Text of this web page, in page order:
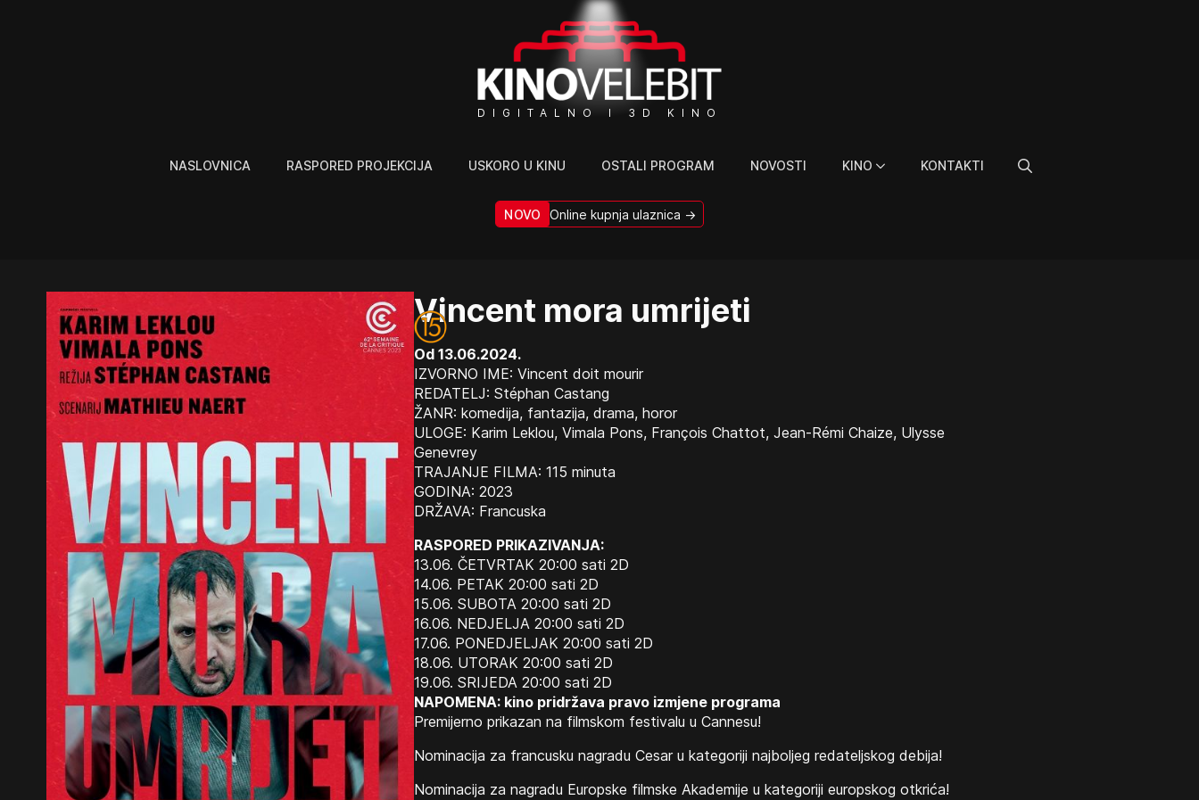
DIGITALNO I 3D KINO
NASLOVNICA RASPORED PROJEKCIJA USKORO U KINU OSTALI PROGRAM NOVOSTI KINO KONTAKTI
NOVO Online kupnja ulaznica →
Vincent mora umrijeti
Od 13.06.2024.
IZVORNO IME: Vincent doit mourir
REDATELJ: Stéphan Castang
ŽANR: komedija, fantazija, drama, horor
ULOGE: Karim Leklou, Vimala Pons, François Chattot, Jean-Rémi Chaize, Ulysse
Genevrey
TRAJANJE FILMA: 115 minuta
GODINA: 2023
DRŽAVA: Francuska
RASPORED PRIKAZIVANJA:
13.06. ČETVRTAK 20:00 sati 2D
14.06. PETAK 20:00 sati 2D
15.06. SUBOTA 20:00 sati 2D
16.06. NEDJELJA 20:00 sati 2D
17.06. PONEDJELJAK 20:00 sati 2D
18.06. UTORAK 20:00 sati 2D
19.06. SRIJEDA 20:00 sati 2D
NAPOMENA: kino pridržava pravo izmjene programa
Premijerno prikazan na filmskom festivalu u Cannesu!
Nominacija za francusku nagradu Cesar u kategoriji najboljeg redateljskog debija!
Nominacija za nagradu Europske filmske Akademije u kategoriji europskog otkrića!